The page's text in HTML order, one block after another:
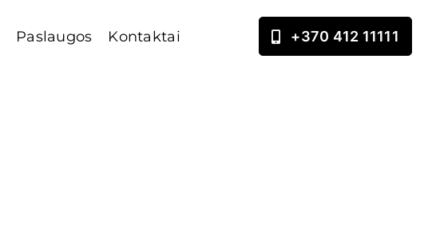
Paslaugos Kontaktai +370 412 11111